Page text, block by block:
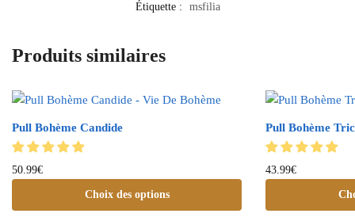
Étiquette :
msfilia
Produits similaires
Pull Bohème Candide
50.99€
Choix des options
Pull Bohème
43.99€